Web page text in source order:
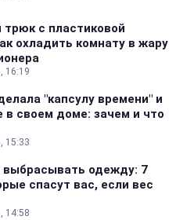
трюк с пластиковой
охладить комнату в жару
16:19
"капсулу времени" и
в своем доме: зачем и что
15:33
выбрасывать одежду: 7
спасут вас, если вес
14:58